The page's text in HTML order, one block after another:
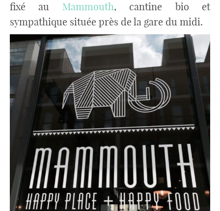
fixé au Mammouth, cantine bio et
sympathique située près de la gare du midi.